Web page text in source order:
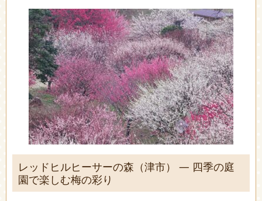
レッドヒルヒーサーの森（津市） ― 四季の庭
園で楽しむ梅の彩り